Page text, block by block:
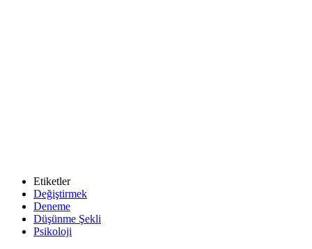
Etiketler
Değiştirmek
Deneme
Düşünme Şekli
Psikoloji